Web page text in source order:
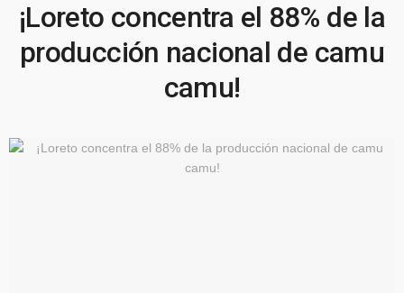
¡Loreto concentra el 88% de la
producción nacional de camu
camu!